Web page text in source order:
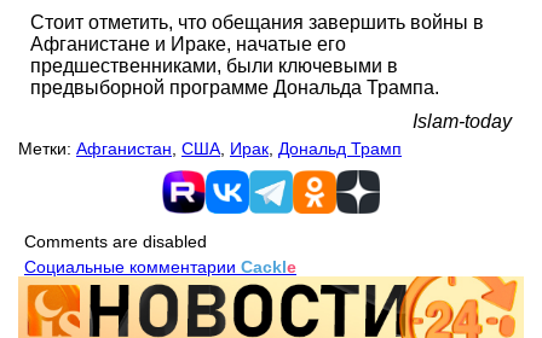
Стоит отметить, что обещания завершить войны в
Афганистане и Ираке, начатые его
предшественниками, были ключевыми в
предвыборной программе Дональда Трампа.
Islam-today
Метки: Афганистан США Ирак Дональд Трамп
Comments are disabled
Социальные комментарии Cackle